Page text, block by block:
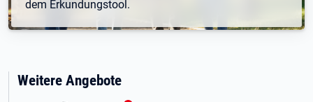
dem Erkundungstool.
Weitere Angebote